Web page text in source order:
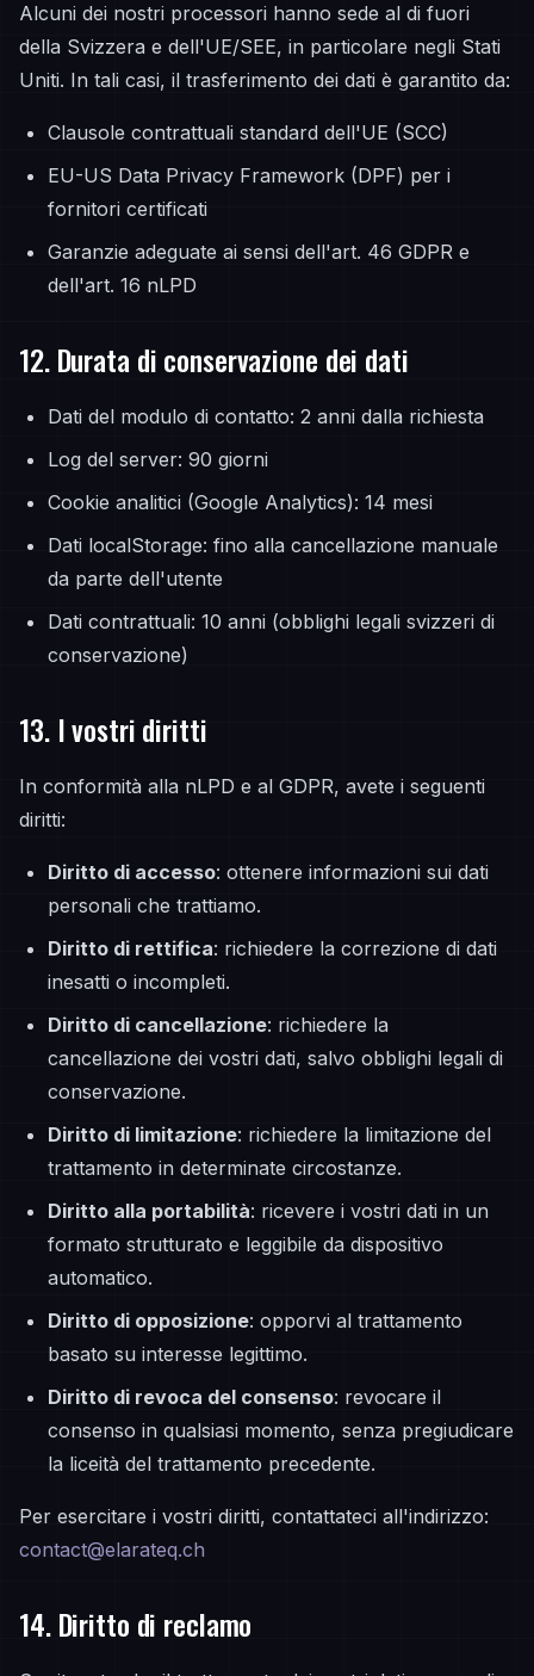
Alcuni dei nostri processori hanno sede al di fuori
della Svizzera e dell'UE/SEE, in particolare negli Stati
Uniti. In tali casi, il trasferimento dei dati è garantito da:
Clausole contrattuali standard dell'UE (SCC)
EU-US Data Privacy Framework (DPF) per i
fornitori certificati
Garanzie adeguate ai sensi dell'art. 46 GDPR e
dell'art. 16 nLPD
12. Durata di conservazione dei dati
Dati del modulo di contatto: 2 anni dalla richiesta
Log del server: 90 giorni
Cookie analitici (Google Analytics): 14 mesi
Dati localStorage: fino alla cancellazione manuale
da parte dell'utente
Dati contrattuali: 10 anni (obblighi legali svizzeri di
conservazione)
13. I vostri diritti
In conformità alla nLPD e al GDPR, avete i seguenti
diritti:
Diritto di accesso: ottenere informazioni sui dati
personali che trattiamo.
Diritto di rettifica: richiedere la correzione di dati
inesatti o incompleti.
Diritto di cancellazione: richiedere la
cancellazione dei vostri dati, salvo obblighi legali di
conservazione.
Diritto di limitazione: richiedere la limitazione del
trattamento in determinate circostanze.
Diritto alla portabilità: ricevere i vostri dati in un
formato strutturato e leggibile da dispositivo
automatico.
Diritto di opposizione: opporvi al trattamento
basato su interesse legittimo.
Diritto di revoca del consenso: revocare il
consenso in qualsiasi momento, senza pregiudicare
la liceità del trattamento precedente.
Per esercitare i vostri diritti, contattateci all'indirizzo:
contact@elarateq.ch
14. Diritto di reclamo